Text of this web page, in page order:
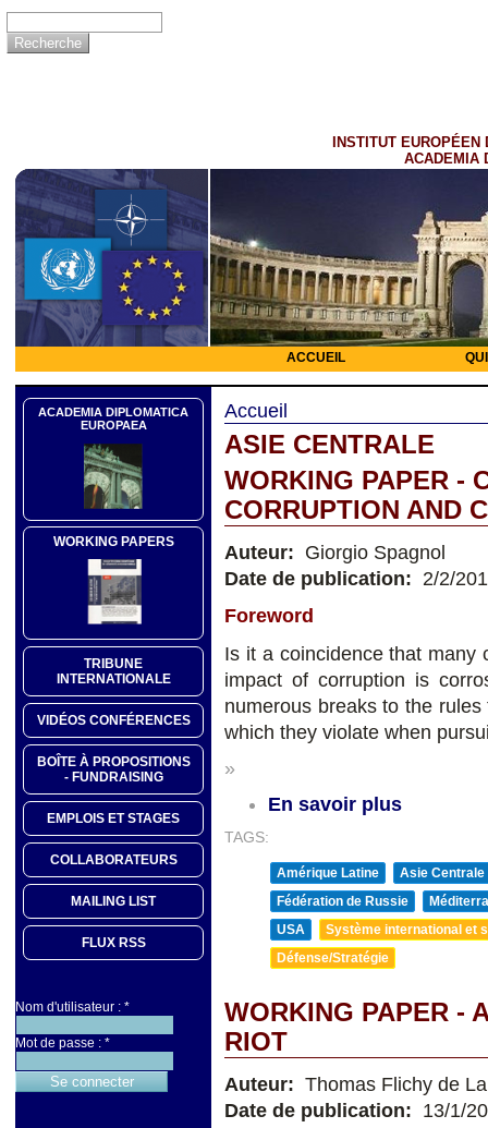
INSTITUT EUROPÉEN
ACADEMIA
ACCUEIL
ACADEMIA DIPLOMATICA
EUROPAEA
WORKING PAPERS
TRIBUNE
INTERNATIONALE
VIDÉOS CONFÉRENCES
BOÎTE À PROPOSITIONS
- FUNDRAISING
EMPLOIS ET STAGES
COLLABORATEURS
MAILING LIST
FLUX RSS
Nom d'utilisateur : *
Mot de passe : *
Accueil
ASIE CENTRALE
WORKING PAPER -
CORRUPTION AND
Auteur: Giorgio Spagnol
Date de publication: 2/2/
Foreword
Is it a coincidence that many
impact of corruption is
numerous breaks to the
which they violate when
»
En savoir plus
TAGS:
Amérique Latine
Asie Centrale
Fédération de Russie
USA
Système international et
Défense/Stratégie
WORKING PAPER -
RIOT
Auteur: Thomas Flichy de
Date de publication: 13/1/